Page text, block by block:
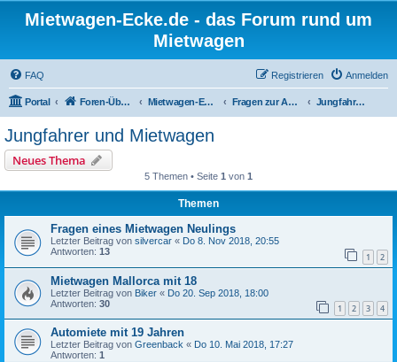
Mietwagen-Ecke.de - das Forum rund um
Mietwagen
FAQ Anmelden
Registrieren
Portal Foren-Übersicht Mietwagen-Ecke Fragen zur Anmietung Jungfahrer und Mietwagen
Jungfahrer und Mietwagen
Neues Thema
5 Themen • Seite 1 von 1
Themen
Fragen eines Mietwagen Neulings
Letzter Beitrag von silvercar « Do 8. Nov 2018, 20:55
Antworten: 13 1 2
Mietwagen Mallorca mit 18
Letzter Beitrag von Biker « Do 20. Sep 2018, 18:00
Antworten: 30 1 2 3 4
Automiete mit 19 Jahren
Letzter Beitrag von Greenback « Do 10. Mai 2018, 17:27
Antworten: 1